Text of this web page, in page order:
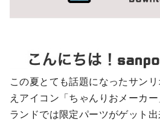
この夏とても話題になったサン
えアイコン「ちゃんりおメーカ
ランドでは限定パーツがゲット